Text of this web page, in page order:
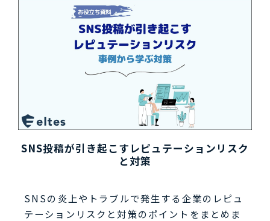
SNS投稿が引き起こすレピュテーションリスク
と対策
SNSの炎上やトラブルで発生する企業のレピュ
テーションリスクと対策のポイントをまとめま